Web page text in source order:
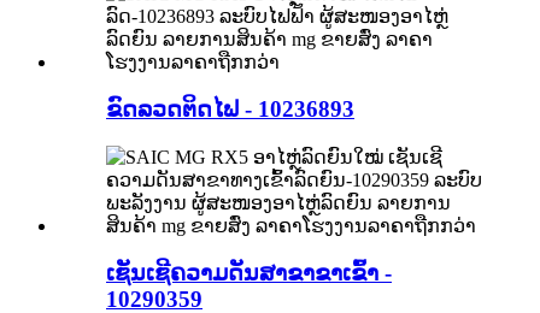
ຂົດລວດຕິດໄຟ - 10236893
ເຊັນເຊີຄວາມດັນສາຂາຂາເຂົ້າ -
10290359